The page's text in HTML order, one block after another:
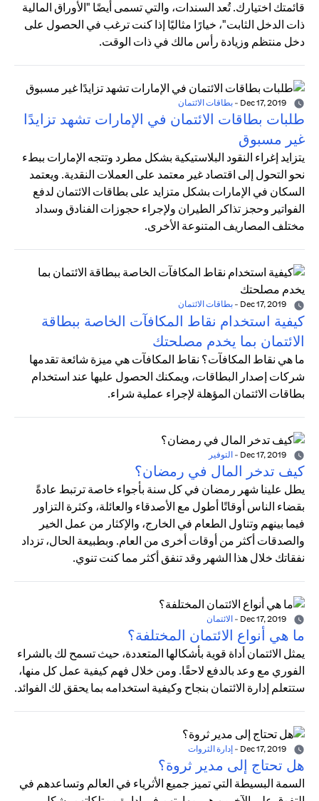
قائمتك اختيارك. تُعد السندات، والتي تسمى أيضًا "الأوراق المالية
ذات الدخل الثابت"، خيارًا مثاليًا إذا كنت ترغب في الحصول على
دخل منتظم وزيادة رأس مالك في ذات الوقت.
- بطاقات الائتمان
طلبات بطاقات الائتمان في الإمارات تشهد تزايدًا
غير مسبوق
يتزايد إغراء النقود البلاستيكية بشكل مطرد وتتجه الإمارات ببطء
نحو التحول إلى اقتصاد غير معتمد على العملات النقدية. ويعتمد
السكان في الإمارات بشكل متزايد على بطاقات الائتمان لدفع
الفواتير وحجز تذاكر الطيران ولإجراء حجوزات الفنادق وسداد
مختلف المصاريف المتنوعة الأخرى.
- بطاقات الائتمان
كيفية استخدام نقاط المكافآت الخاصة ببطاقة
الائتمان بما يخدم مصلحتك
ما هي نقاط المكافآت؟ نقاط المكافآت هي ميزة شائعة تقدمها
شركات إصدار البطاقات، ويمكنك الحصول عليها عند استخدام
بطاقات الائتمان المؤهلة لإجراء عملية شراء.
- التوفير
كيف تدخر المال في رمضان؟
يطل علينا شهر رمضان في كل سنة بأجواء خاصة ترتبط عادةً
بقضاء الناس أوقاتًا أطول مع الأصدقاء والعائلة، وكثرة التزاور
فيما بينهم وتناول الطعام في الخارج، والإكثار من عمل الخير
والصدقات أكثر من أوقات أخرى من العام. وبطبيعة الحال، تزداد
نفقاتك خلال هذا الشهر وقد تنفق أكثر مما كنت تنوي.
- الائتمان
ما هي أنواع الائتمان المختلفة؟
يمثل الائتمان أداة قوية بأشكالها المتعددة، حيث تسمح لك بالشراء
الفوري مع وعد بالدفع لاحقًا. ومن خلال فهم كيفية عمل كل منها،
ستتعلم إدارة الائتمان بنجاح وكيفية استخدامه بما يحقق لك الفوائد.
- إدارة الثروات
هل تحتاج إلى مدير ثروة؟
السمة البسيطة التي تميز جميع الأثرياء في العالم وتساعدهم في